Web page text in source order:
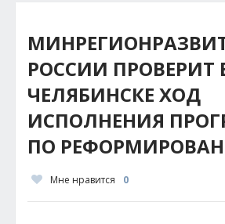
РОССИИ ПРОВЕРИТ
ЧЕЛЯБИНСКЕ ХОД
ИСПОЛНЕНИЯ
ПО
Мне нравится 0